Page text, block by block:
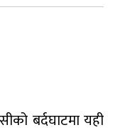
बर्दघाटमा यही